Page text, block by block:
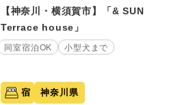
【神奈川・横須賀市】「& SUN
Terrace house」
同室宿泊OK 小型犬まで
宿 神奈川県